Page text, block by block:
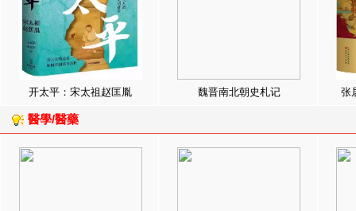
开太平：宋太祖赵匡胤 魏晋南北朝史札记 张
醫學/醫藥